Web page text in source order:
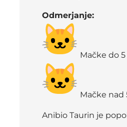
Odmerjanje:
Mačke do
Mačke nad
Anibio Taurin je